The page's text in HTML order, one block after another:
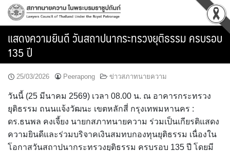
Skip
แสดงความยินดี วันสถาปนากระทรวงยุติธรรม ครบรอบ
135 ปี
25/03/2026 Peerapong ข่าวสภาทนายความ
วันนี้ (25 มีนาคม 2569) เวลา 08.00 น. ณ อาคารกระทรวง
ยุติธรรม ถนนแจ้งวัฒนะ เขตหลักสี่ กรุงเทพมหานคร :
ดร.ธนพล คงเจี้ยง นายกสภาทนายความ ร่วมเป็นเกียรติแสดง
ความยินดีและร่วมบริจาคเงินสมทบกองทุนยุติธรรม เนื่องใน
โอกาสวันสถาปนากระทรวงยุติธรรม ครบรอบ 135 ปี โดยมี